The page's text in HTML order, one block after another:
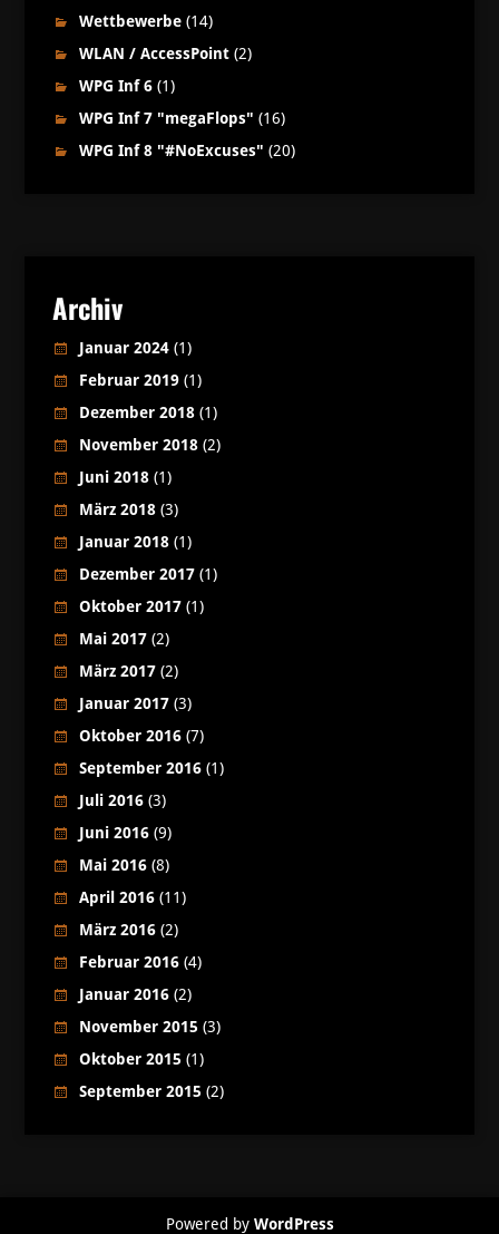
Wettbewerbe(14)
WLAN / AccessPoint(2)
WPG Inf 6(1)
WPG Inf 7 "megaFlops" (16)
WPG Inf 8 "#NoExcuses" (20)
Archiv
Januar 2024(1)
Februar 2019(1)
Dezember 2018(1)
November 2018(2)
Juni 2018(1)
März 2018(3)
Januar 2018(1)
Dezember 2017(1)
Oktober 2017(1)
Mai 2017(2)
März 2017(2)
Januar 2017(3)
Oktober 2016(7)
September 2016(1)
Juli 2016(3)
Juni 2016(9)
Mai 2016(8)
April 2016(11)
März 2016(2)
Februar 2016(4)
Januar 2016(2)
November 2015 (3)
Oktober 2015 (1)
September 2015 (2)
Powered by WordPress